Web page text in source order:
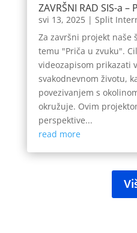
ZAVRŠNI RAD SIS-a
svi 13, 2025| Split
Za završni projekt naše
temu "Priča u zvuku".
videozapisom prikazati
svakodnevnom životu,
povezivanjem s
okružuje. Ovim
perspektive...
read more